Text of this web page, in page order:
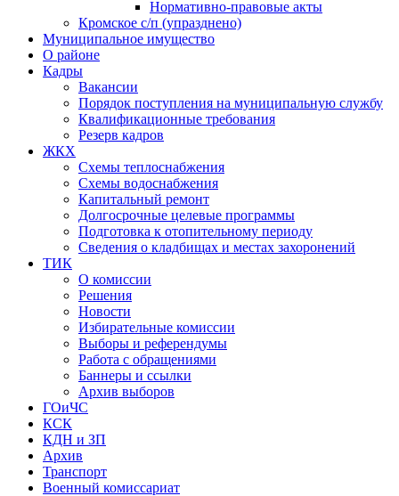
Нормативно-правовые акты
Кромское с/п (упразднено)
Муниципальное имущество
О районе
Кадры
Вакансии
Порядок поступления на муниципальную службу
Квалификационные требования
Резерв кадров
ЖКХ
Схемы теплоснабжения
Схемы водоснабжения
Капитальный ремонт
Долгосрочные целевые программы
Подготовка к отопительному периоду
Сведения о кладбищах и местах захоронений
ТИК
О комиссии
Решения
Новости
Избирательные комиссии
Выборы и референдумы
Работа с обращениями
Баннеры и ссылки
Архив выборов
ГОиЧС
КСК
КДН и ЗП
Архив
Транспорт
Военный комиссариат